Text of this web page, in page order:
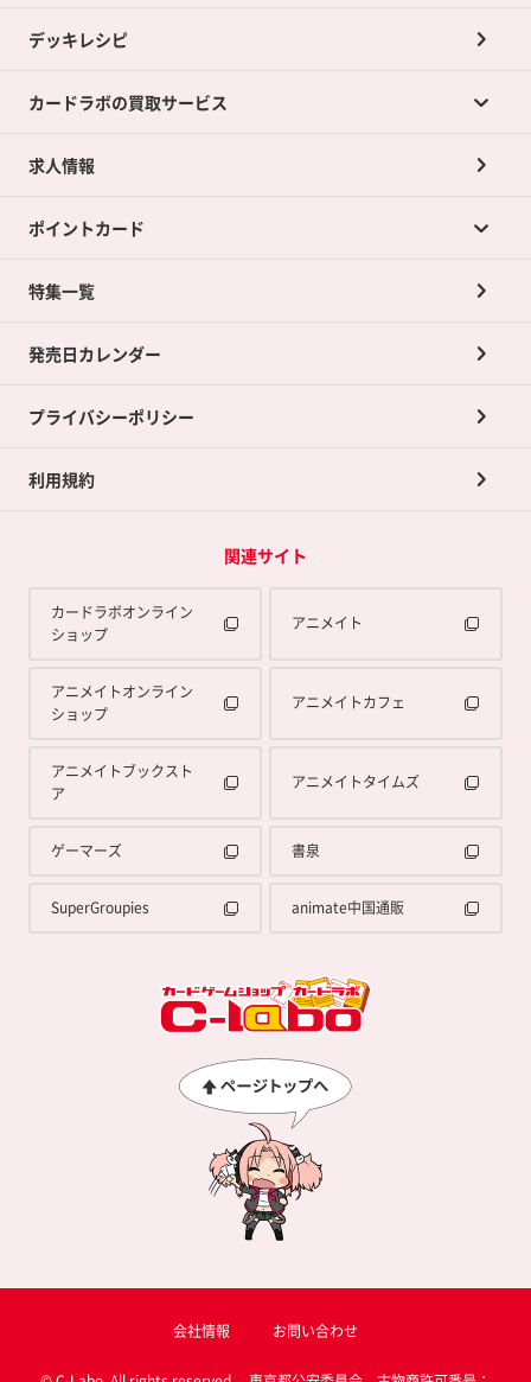
デッキレシピ
カードラボの買取サービス
カードラボの買取サービスTOP
店舗買取について
ネット買取について
買取承諾書について
求人情報
ポイントカード
ポイントカードTOP
ポイント交換景品
特集一覧
発売日カレンダー
プライバシーポリシー
利用規約
関連サイト
カードラボオンライン
ショップ
アニメイト
アニメイトオンライン
ショップ
アニメイトカフェ
アニメイトブックスト
ア
アニメイトタイムズ
ゲーマーズ 書泉
SuperGroupies animate中国通販
会社情報 お問い合わせ